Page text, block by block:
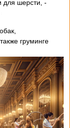
для шерсти,
груминге